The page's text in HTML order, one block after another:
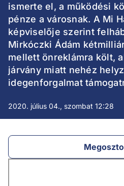
ismerte el, a működési
pénze a városnak. A Mi
képviselője szerint
Mirkóczki Ádám
mellett önreklámra költ,
járvány miatt nehéz
idegenforgalmat
2020. július 04., szombat 12:28